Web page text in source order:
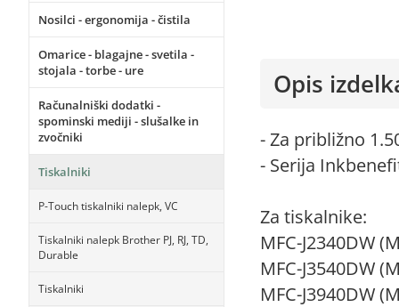
Nosilci - ergonomija - čistila
Omarice - blagajne - svetila -
stojala - torbe - ure
Računalniški dodatki -
spominski mediji - slušalke in
zvočniki
Tiskalniki
P-Touch tiskalniki nalepk, VC
Tiskalniki nalepk Brother PJ, RJ, TD,
Durable
Tiskalniki
Opis
- Za približno
- Serija
Za tiskalnike:
MFC-J2340DW
MFC-J3540DW
MFC-J3940DW